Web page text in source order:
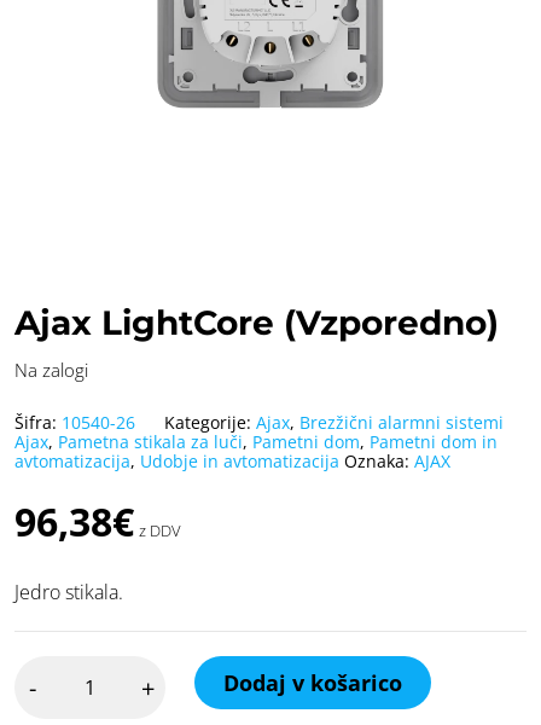
Ajax LightCore (Vzporedno)
96,38€ z DDV
Jedro stikala.
Na zalogi
LightCore
- + Dodaj v košarico
Šifra: 10540-26 Kategorije: Ajax, Brezžični alarmni sistemi
Ajax, Pametna stikala za luči, Pametni dom, Pametni dom in
avtomatizacija, Udobje in avtomatizacija Oznaka: AJAX